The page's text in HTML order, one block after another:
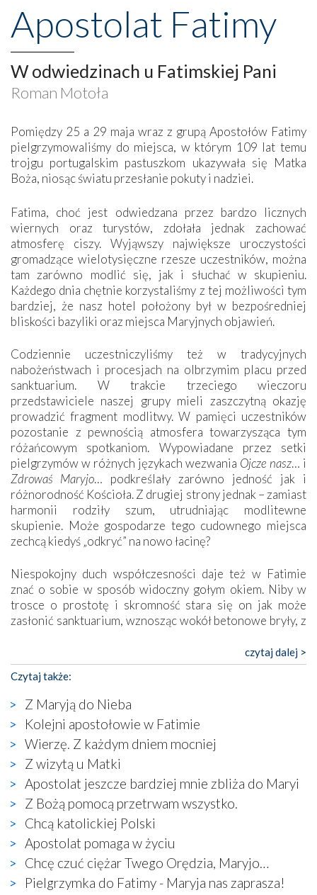
Apostolat Fatimy
W odwiedzinach u Fatimskiej Pani
Roman Motoła
Pomiędzy 25 a 29 maja wraz z grupą Apostołów Fatimy
pielgrzymowaliśmy do miejsca, w którym 109 lat temu
trojgu portugalskim pastuszkom ukazywała się Matka
Boża, niosąc światu przesłanie pokuty i nadziei.
Fatima, choć jest odwiedzana przez bardzo licznych
wiernych oraz turystów, zdołała jednak zachować
atmosferę ciszy. Wyjąwszy największe uroczystości
gromadzące wielotysięczne rzesze uczestników, można
tam zarówno modlić się, jak i słuchać w skupieniu.
Każdego dnia chętnie korzystaliśmy z tej możliwości tym
bardziej, że nasz hotel położony był w bezpośredniej
bliskości bazyliki oraz miejsca Maryjnych objawień.
Codziennie uczestniczyliśmy też w tradycyjnych
nabożeństwach i procesjach na olbrzymim placu przed
sanktuarium. W trakcie trzeciego wieczoru
przedstawiciele naszej grupy mieli zaszczytną okazję
prowadzić fragment modlitwy. W pamięci uczestników
pozostanie z pewnością atmosfera towarzysząca tym
różańcowym spotkaniom. Wypowiadane przez setki
pielgrzymów w różnych językach wezwania Ojcze nasz… i
Zdrowaś Maryjo… podkreślały zarówno jedność jak i
różnorodność Kościoła. Z drugiej strony jednak – zamiast
harmonii rodziły szum, utrudniając modlitewne
skupienie. Może gospodarze tego cudownego miejsca
zechcą kiedyś „odkryć” na nowo łacinę?
Niespokojny duch współczesności daje też w Fatimie
znać o sobie w sposób widoczny gołym okiem. Niby w
trosce o prostotę i skromność stara się on jak może
zasłonić sanktuarium, wznosząc wokół betonowe bryły, z
katolickiego kultu. Tylko co wspólnego z żywą,
autentyczną wiarą mogą mieć płaskie, szare bunkry albo
kaplice, w których Tabernakulum przypomina bardziej
skrzynkę na narzędzia? Albo co powiedzieć o ustawionym
tuż przy nowej bazylice wielkim krzyżu, na którym
zamiast Chrystusa umieszczono dziwaczną postać jakby
wyjętą ze starożytnych hieroglifów? W kulturowym
kontekście naszych czasów to raczej karykatura niż godny
wizerunek Zbawiciela…
Zatem nawet w bezpośrednim otoczeniu sanktuarium
naocznie przekonaliśmy się, że wewnątrz Kościoła toczy
się ogromna walka o kształt katolicyzmu i o serca
wierzących. Do czego to zmaganie może prowadzić,
widzieliśmy w urokliwym, niewielkim mieście Obidos,
gdzie w miejscu dawnego kościoła działa dzisiaj…
księgarnia.
czytaj dalej >
Czytaj także:
Z Maryją do Nieba
Kolejni apostołowie w Fatimie
Wierzę. Z każdym dniem mocniej
Z wizytą u Matki
Apostolat jeszcze bardziej mnie zbliża do Maryi
Z Bożą pomocą przetrwam wszystko.
Chcą katolickiej Polski
Apostolat pomaga w życiu
Chcę czuć ciężar Twego Orędzia, Maryjo…
Pielgrzymka do Fatimy - Maryja nas zaprasza!